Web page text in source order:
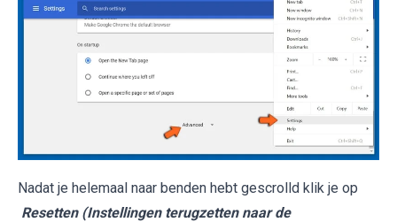
Nadat je helemaal naar benden hebt gescrolld klik je op
Resetten (Instellingen terugzetten naar de